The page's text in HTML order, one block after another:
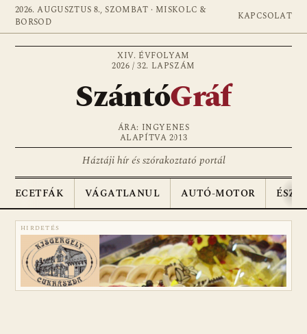
2026. AUGUSZTUS 8., SZOMBAT · MISKOLC &
BORSOD
KAPCSOLAT
XIV. ÉVFOLYAM
2026 / 32. LAPSZÁM
SzántóGráf
ÁRA: INGYENES
ALAPÍTVA 2013
Háztáji hír és szórakoztató portál
ECETFÁK VÁGATLANUL AUTÓ-MOTOR
HIRDETÉS